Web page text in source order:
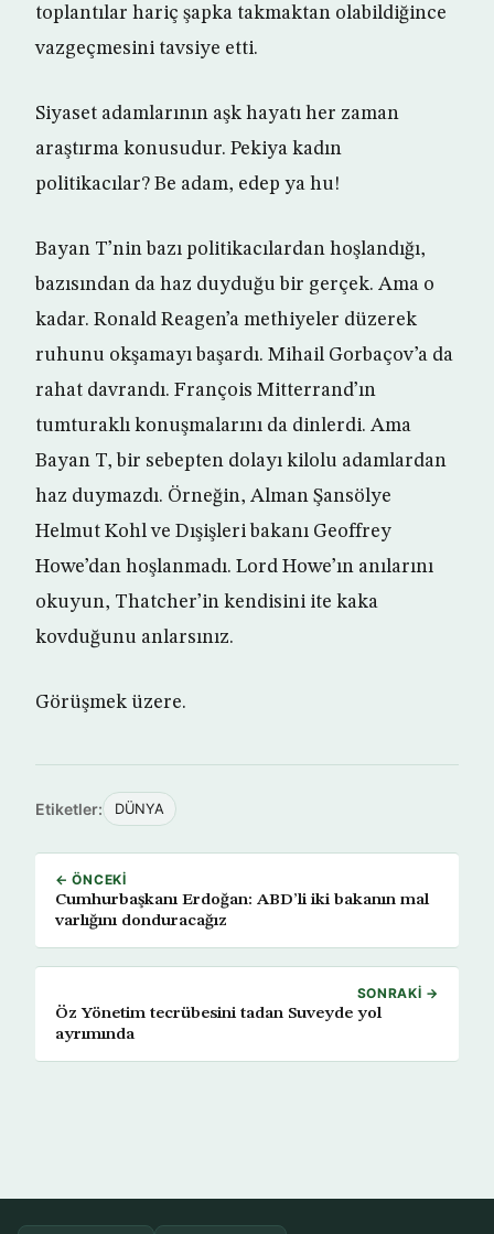
toplantılar hariç şapka takmaktan olabildiğince
vazgeçmesini tavsiye etti.
Siyaset adamlarının aşk hayatı her zaman
araştırma konusudur. Pekiya kadın
politikacılar? Be adam, edep ya hu!
Bayan T’nin bazı politikacılardan hoşlandığı,
bazısından da haz duyduğu bir gerçek. Ama o
kadar. Ronald Reagen’a methiyeler düzerek
ruhunu okşamayı başardı. Mihail Gorbaçov’a da
rahat davrandı. François Mitterrand’ın
tumturaklı konuşmalarını da dinlerdi. Ama
Bayan T, bir sebepten dolayı kilolu adamlardan
haz duymazdı. Örneğin, Alman Şansölye
Helmut Kohl ve Dışişleri bakanı Geoffrey
Howe’dan hoşlanmadı. Lord Howe’ın anılarını
okuyun, Thatcher’in kendisini ite kaka
kovduğunu anlarsınız.
Görüşmek üzere.
Etiketler: DÜNYA
← ÖNCEKI
Cumhurbaşkanı Erdoğan: ABD’li iki bakanın mal
varlığını donduracağız
SONRAKI →
Öz Yönetim tecrübesini tadan Suveyde yol
ayrımında